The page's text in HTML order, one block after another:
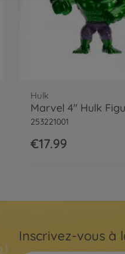
Hulk
Marvel 4" Hulk
253221001
€17.99
Inscrivez-vous à